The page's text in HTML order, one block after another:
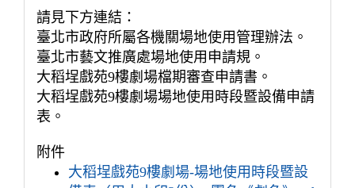
請見下方連結：
臺北市政府所屬各機關場地使用管理辦法。
臺北市藝文推廣處場地使用申請規。
大稻埕戲苑9樓劇場檔期審查申請書。
大稻埕戲苑9樓劇場場地使用時段暨設備申請
表。
附件
大稻埕戲苑9樓劇場-場地使用時段暨設